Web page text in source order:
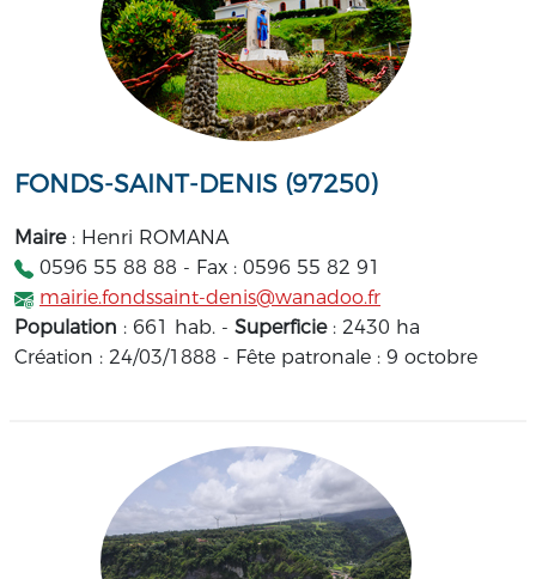
FONDS-SAINT-DENIS (97250)
Maire: Henri ROMANA
0596 55 88 88 - Fax : 0596 55 82 91
mairie.fondssaint-denis@wanadoo.fr
Population : 661 hab. - Superficie : 2430 ha
Création : 24/03/1888 - Fête patronale : 9 octobre